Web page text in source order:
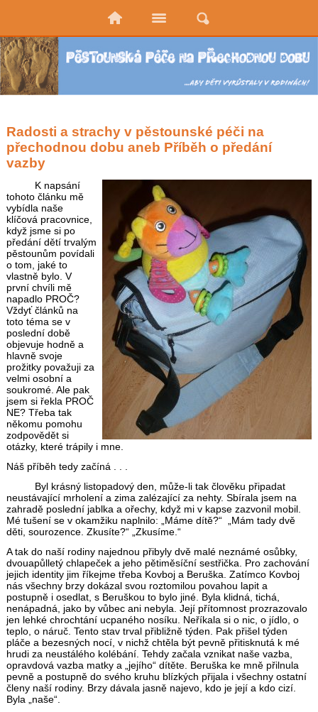
Radosti a strachy v pěstounské péči na
přechodnou dobu aneb Příběh o předání
vazby
K napsání
tohoto článku mě
vybídla naše
klíčová pracovnice,
když jsme si po
předání dětí trvalým
pěstounům povídali
o tom, jaké to
vlastně bylo. V
první chvíli mě
napadlo PROČ?
Vždyť článků na
toto téma se v
poslední době
objevuje hodně a
hlavně svoje
prožitky považuji za
velmi osobní a
soukromé. Ale pak
jsem si řekla PROČ
NE? Třeba tak
někomu pomohu
zodpovědět si
otázky, které trápily i mne.
Náš příběh tedy začíná . . .
Byl krásný listopadový den, může-li tak člověku připadat
neustávající mrholení a zima zalézající za nehty. Sbírala jsem na
zahradě poslední jablka a ořechy, když mi v kapse zazvonil mobil.
Mé tušení se v okamžiku naplnilo: „Máme dítě?“ „Mám tady dvě
děti, sourozence. Zkusíte?“ „Zkusíme.“
A tak do naší rodiny najednou přibyly dvě malé neznámé osůbky,
dvouapůlletý chlapeček a jeho pětiměsíční sestřička. Pro zachování
jejich identity jim říkejme třeba Kovboj a Beruška. Zatímco Kovboj
nás všechny brzy dokázal svou roztomilou povahou lapit a
postupně i osedlat, s Beruškou to bylo jiné. Byla klidná, tichá,
nenápadná, jako by vůbec ani nebyla. Její přítomnost prozrazovalo
jen lehké chrochtání ucpaného nosíku. Neříkala si o nic, o jídlo, o
teplo, o náruč. Tento stav trval přibližně týden. Pak přišel týden
pláče a bezesných nocí, v nichž chtěla být pevně přitisknutá k mé
hrudi za neustálého kolébání. Tehdy začala vznikat naše vazba,
opravdová vazba matky a „jejího“ dítěte. Beruška ke mně přilnula
pevně a postupně do svého kruhu blízkých přijala i všechny ostatní
členy naší rodiny. Brzy dávala jasně najevo, kdo je její a kdo cizí.
Byla „naše“.